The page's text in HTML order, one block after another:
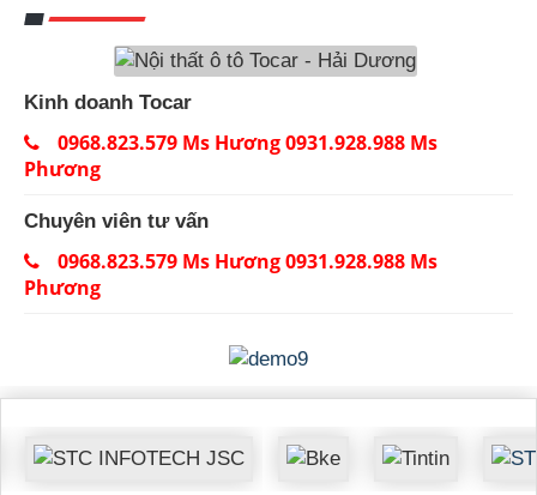
Kinh doanh Tocar
0968.823.579 Ms Hương 0931.928.988 Ms
Phương
Chuyên viên tư vấn
0968.823.579 Ms Hương 0931.928.988 Ms
Phương